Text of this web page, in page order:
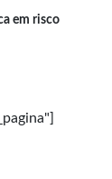
em risco